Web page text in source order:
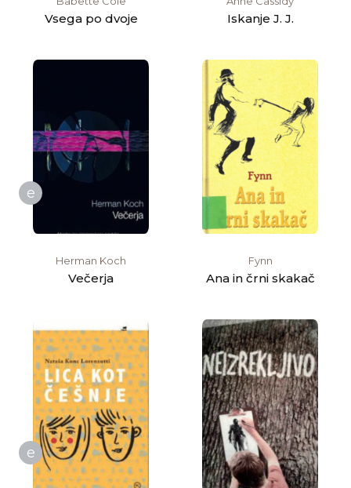
Vsega po dvoje Iskanje J. J.
e
Herman Koch
Večerja
Fynn
Ana in črni skakač
e